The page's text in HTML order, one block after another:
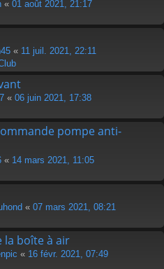
« 01 août 2021, 21:17
« 11 juil. 2021, 22:11
« 06 juin 2021, 17:38
pompe anti-
« 14 mars 2021, 11:05
« 07 mars 2021, 08:21
la boîte à air
« 16 févr. 2021, 07:49